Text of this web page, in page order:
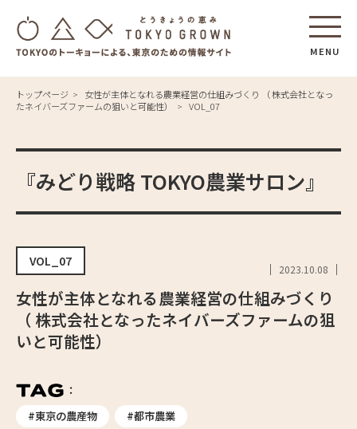
MENU
トップページ
女性が主体となれる農業経営の仕組みづくり （ 株式会社となっ
たネイバーズファームの狙いと可能性）
VOL_07
『みどり戦略 TOKYO農業サロン』
VOL_07
2023.10.08
女性が主体となれる農業経営の仕組みづくり
（ 株式会社となったネイバーズファームの狙
いと可能性）
#東京の農産物
#都市農業